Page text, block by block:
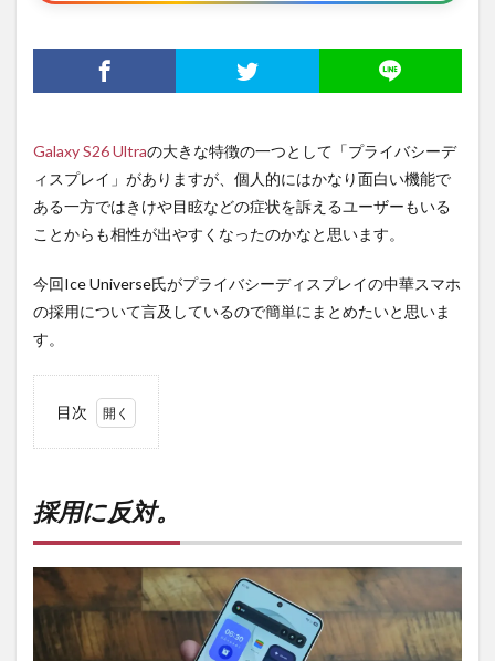
Galaxy S26 Ultraの大きな特徴の一つとして「プライバシーデ
ィスプレイ」がありますが、個人的にはかなり面白い機能で
ある一方ではきけや目眩などの症状を訴えるユーザーもいる
ことからも相性が出やすくなったのかなと思います。
今回Ice Universe氏がプライバシーディスプレイの中華スマホ
の採用について言及しているので簡単にまとめたいと思いま
す。
目次
対。
購入
ち時
間不
採用に反対。